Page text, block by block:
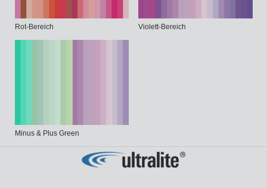
Rot-Bereich Violett-Bereich
Minus & Plus Green